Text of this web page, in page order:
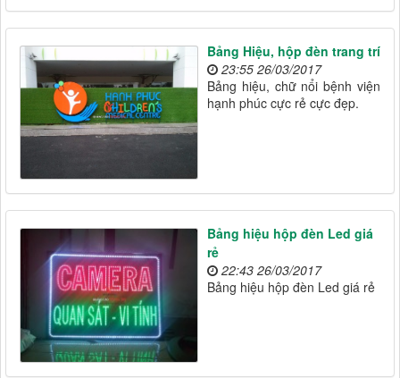
Bảng Hiệu, hộp đèn trang trí
23:55 26/03/2017
Bảng hiệu, chữ nổi bệnh viện
hạnh phúc cực rẻ cực đẹp.
Bảng hiệu hộp đèn Led giá
rẻ
22:43 26/03/2017
Bảng hiệu hộp đèn Led giá rẻ